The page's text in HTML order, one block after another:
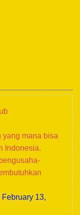
mana bisa
Indonesia.
February 13,